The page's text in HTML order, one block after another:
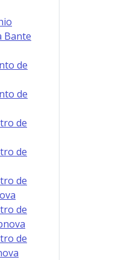
Bante
de
de
de
de
de
de
de